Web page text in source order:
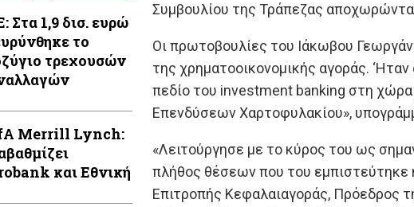
Στα 1,9 δισ. ευρώ
το
τρεχουσών
Μerrill Lynch:
και Εθνική
Συμβουλίου της Τράπεζας
Οι πρωτοβουλίες του Ιάκωβου
της χρηματοοικονομικής αγοράς.
πεδίο του investment banking στη
Επενδύσεων Χαρτοφυλακίου»,
«Λειτούργησε με το κύρος του ως
πλήθος θέσεων που του εμπιστεύτηκε
Επιτροπής Κεφαλαιαγοράς,